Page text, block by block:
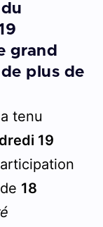
grand
plus de
a tenu
19
18